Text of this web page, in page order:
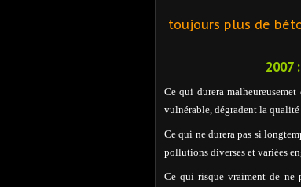
toujours plus de
2007
Ce qui durera
vulnérable, dégradent la qualité
Ce qui ne durera pas si
pollutions diverses et variées
Ce qui risque vraiment de ne